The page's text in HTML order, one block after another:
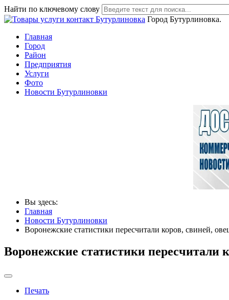
Найти по ключевому слову
Город Бутурлиновка.
Главная
Город
Район
Предприятия
Услуги
Фото
Новости Бутурлиновки
Вы здесь:
Главная
Новости Бутурлиновки
Воронежские статистики пересчитали коров, свиней,
Воронежские статистики пересчитали
Печать